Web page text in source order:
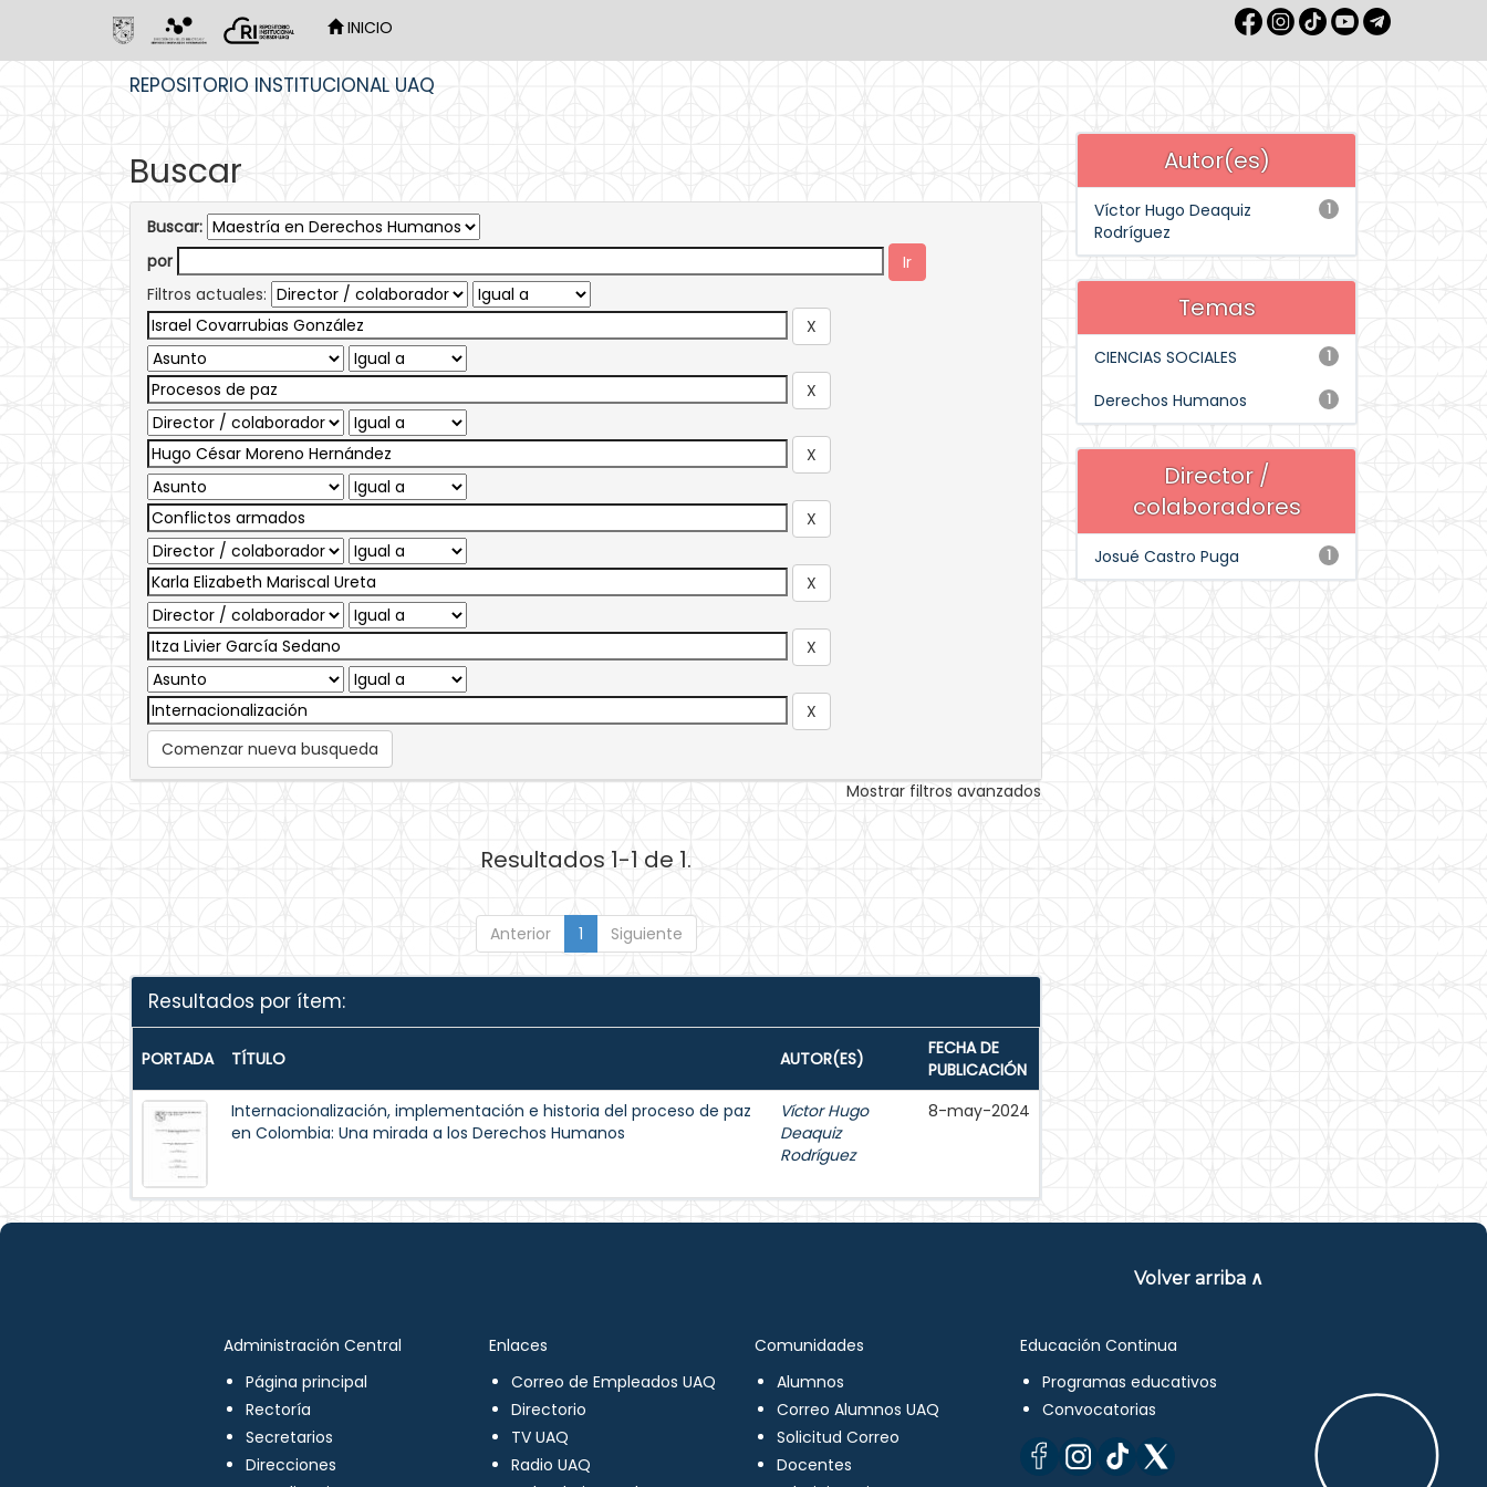
INICIO
REPOSITORIO INSTITUCIONAL UAQ
Buscar
Buscar:
por
Filtros actuales:
Comenzar nueva busqueda
Mostrar filtros avanzados
Resultados 1-1 de 1.
Anterior 1 Siguiente
Resultados por ítem:
PORTADA TÍTULO AUTOR(ES)
FECHA DE
PUBLICACIÓN
Internacionalización, implementación e historia del proceso de paz
en Colombia: Una mirada a los Derechos Humanos
Víctor Hugo
Deaquiz
Rodríguez
8-may-2024
Autor(es)
1
Víctor Hugo Deaquiz
Rodríguez
Temas
1
CIENCIAS SOCIALES
1
Derechos Humanos
Director /
colaboradores
1
Josué Castro Puga
Volver arriba ∧
Administración Central
Página principal
Rectoría
Secretarios
Direcciones
Enlaces
Correo de Empleados UAQ
Directorio
TV UAQ
Radio UAQ
Comunidades
Alumnos
Correo Alumnos UAQ
Solicitud Correo
Docentes
Educación Continua
Programas educativos
Convocatorias